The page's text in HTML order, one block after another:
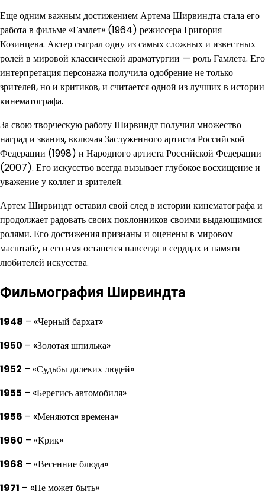
Еще одним важным достижением Артема Ширвиндта стала его
работа в фильме «Гамлет» (1964) режиссера Григория
Козинцева. Актер сыграл одну из самых сложных и известных
ролей в мировой классической драматургии — роль Гамлета. Его
интерпретация персонажа получила одобрение не только
зрителей, но и критиков, и считается одной из лучших в истории
кинематографа.
За свою творческую работу Ширвиндт получил множество
наград и звания, включая Заслуженного артиста Российской
Федерации (1998) и Народного артиста Российской Федерации
(2007). Его искусство всегда вызывает глубокое восхищение и
уважение у коллег и зрителей.
Артем Ширвиндт оставил свой след в истории кинематографа и
продолжает радовать своих поклонников своими выдающимися
ролями. Его достижения признаны и оценены в мировом
масштабе, и его имя останется навсегда в сердцах и памяти
любителей искусства.
Фильмография Ширвиндта
1948 – «Черный бархат»
1950 – «Золотая шпилька»
1952 – «Судьбы далеких людей»
1955 – «Берегись автомобиля»
1956 – «Меняются времена»
1960 – «Крик»
1968 – «Весенние блюда»
1971 – «Не может быть»